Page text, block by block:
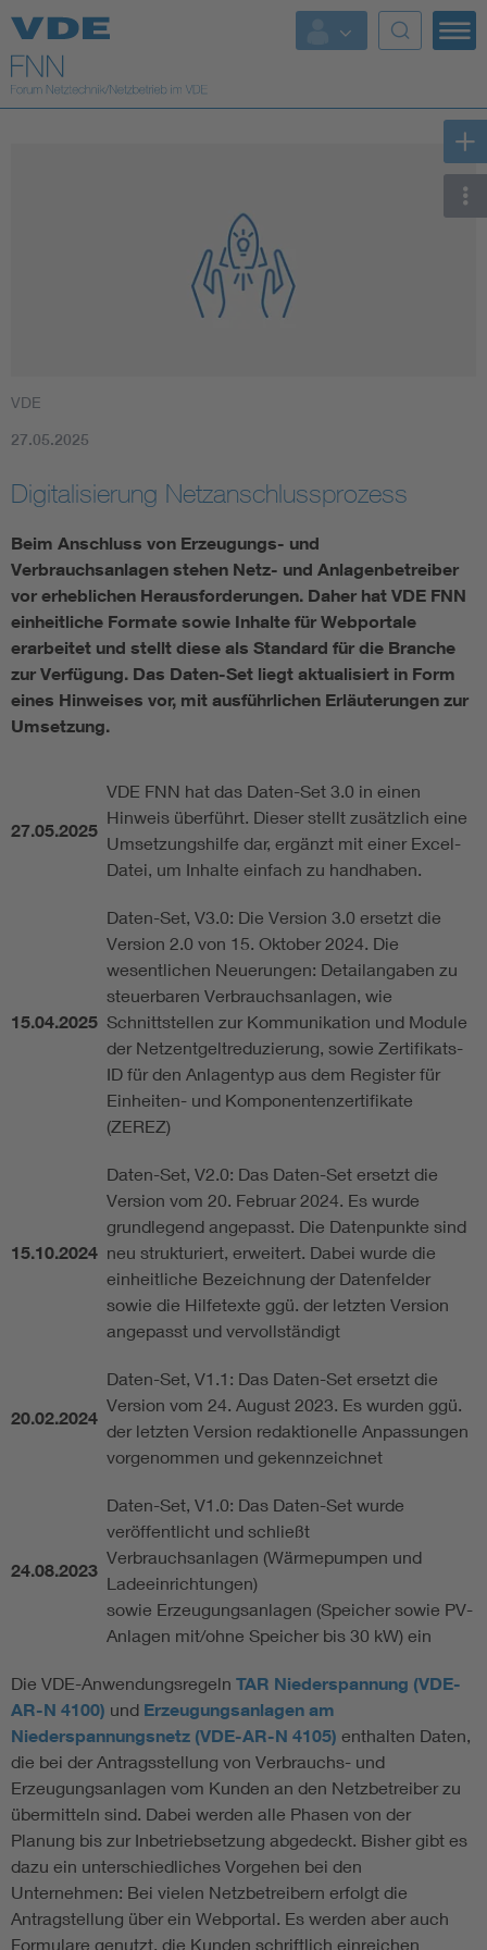
Top Themen
Fokusthemen
Digitalisierung und Metering
Versorgungsqualität Stromnetze
Innovative Netztechnologien
Regelsetzung
VDE
27.05.2025
Digitalisierung Netzanschlussprozess
Beim Anschluss von Erzeugungs- und
Verbrauchsanlagen stehen Netz- und Anlagenbetreiber
vor erheblichen Herausforderungen. Daher hat VDE FNN
einheitliche Formate sowie Inhalte für Webportale
erarbeitet und stellt diese als Standard für die Branche
zur Verfügung. Das Daten-Set liegt aktualisiert in Form
eines Hinweises vor, mit ausführlichen Erläuterungen zur
Umsetzung.
27.05.2025
VDE FNN hat das Daten-Set 3.0 in einen
Hinweis überführt. Dieser stellt zusätzlich eine
Umsetzungshilfe dar, ergänzt mit einer Excel-
Datei, um Inhalte einfach zu handhaben.
15.04.2025
Daten-Set, V3.0: Die Version 3.0 ersetzt die
Version 2.0 von 15. Oktober 2024. Die
wesentlichen Neuerungen: Detailangaben zu
steuerbaren Verbrauchsanlagen, wie
Schnittstellen zur Kommunikation und Module
der Netzentgeltreduzierung, sowie Zertifikats-
ID für den Anlagentyp aus dem Register für
Einheiten- und Komponentenzertifikate
(ZEREZ)
15.10.2024
Daten-Set, V2.0: Das Daten-Set ersetzt die
Version vom 20. Februar 2024. Es wurde
grundlegend angepasst. Die Datenpunkte sind
neu strukturiert, erweitert. Dabei wurde die
einheitliche Bezeichnung der Datenfelder
sowie die Hilfetexte ggü. der letzten Version
angepasst und vervollständigt
20.02.2024
Daten-Set, V1.1: Das Daten-Set ersetzt die
Version vom 24. August 2023. Es wurden ggü.
der letzten Version redaktionelle Anpassungen
vorgenommen und gekennzeichnet
24.08.2023
Daten-Set, V1.0: Das Daten-Set wurde
veröffentlicht und schließt
Verbrauchsanlagen (Wärmepumpen und
Ladeeinrichtungen)
sowie Erzeugungsanlagen (Speicher sowie PV-
Anlagen mit/ohne Speicher bis 30 kW) ein
Die VDE-Anwendungsregeln TAR Niederspannung (VDE-
AR-N 4100) und Erzeugungsanlagen am
Niederspannungsnetz (VDE-AR-N 4105) enthalten Daten,
die bei der Antragsstellung von Verbrauchs- und
Erzeugungsanlagen vom Kunden an den Netzbetreiber zu
übermitteln sind. Dabei werden alle Phasen von der
Planung bis zur Inbetriebsetzung abgedeckt. Bisher gibt es
dazu ein unterschiedliches Vorgehen bei den
Unternehmen: Bei vielen Netzbetreibern erfolgt die
Antragstellung über ein Webportal. Es werden aber auch
Formulare genutzt, die Kunden schriftlich einreichen